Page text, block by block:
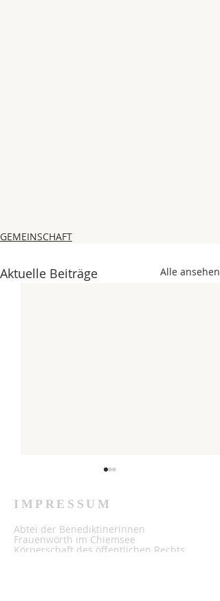
GEMEINSCHAFT
Aktuelle Beiträge Alle ansehen
IMPRESSUM
Abtei der Benediktinerinnen
Frauenwörth im Chiemsee
Körperschaft des öffentlichen Rechts